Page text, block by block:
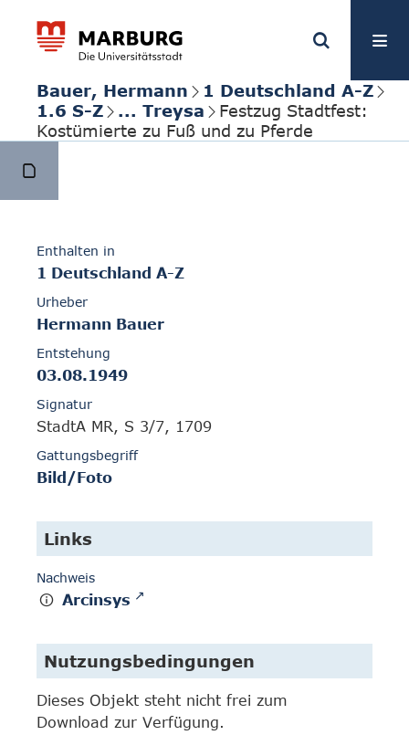
Bauer, Hermann
1 Deutschland A-Z
1.6 S-Z
... Treysa
Festzug Stadtfest:
Kostümierte zu Fuß und zu Pferde
Enthalten in
1 Deutschland A-Z
Urheber
Hermann Bauer
Entstehung
03.08.1949
Signatur
StadtA MR, S 3/7, 1709
Gattungsbegriff
Bild/Foto
Links
Nachweis
Arcinsys
Nutzungsbedingungen
Dieses Objekt steht nicht frei zum
Download zur Verfügung.